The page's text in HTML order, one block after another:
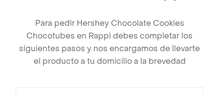
Para pedir Hershey Chocolate Cookies
Chocotubes en Rappi debes completar los
siguientes pasos y nos encargamos de llevarte
el producto a tu domicilio a la brevedad